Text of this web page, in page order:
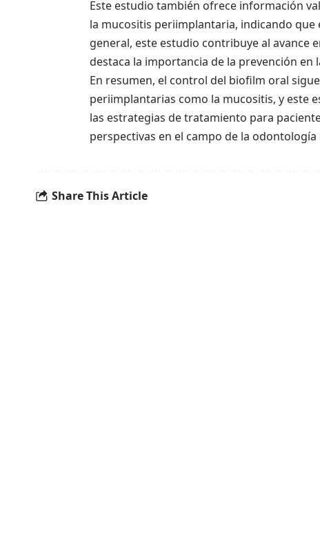
Este estudio también ofrece información
la mucositis periimplantaria, indicando que
general, este estudio contribuye al avance
destaca la importancia de la prevención en
En resumen, el control del biofilm oral
periimplantarias como la mucositis, y este
las estrategias de tratamiento para
perspectivas en el campo de la
Share This Article